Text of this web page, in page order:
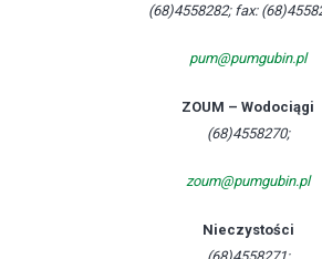
(68)4558282; fax:
pum@pumgubin.pl
ZOUM – Wodociągi
(68)4558270;
zoum@pumgubin.pl
Nieczystości
(68)4558271;